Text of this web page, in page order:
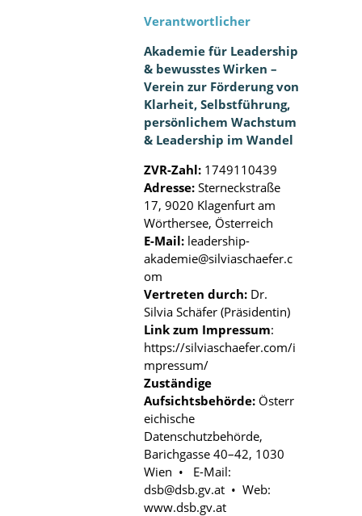
Verantwortlicher
Akademie für Leadership
& bewusstes Wirken –
Verein zur Förderung von
Klarheit, Selbstführung,
persönlichem Wachstum
& Leadership im Wandel
ZVR-Zahl: 1749110439
Adresse: Sterneckstraße
17, 9020 Klagenfurt am
Wörthersee, Österreich
E-Mail: leadership-
akademie@silviaschaefer.c
om
Vertreten durch: Dr.
Silvia Schäfer (Präsidentin)
Link zum Impressum:
https://silviaschaefer.com/i
mpressum/
Zuständige
Aufsichtsbehörde: Österr
eichische
Datenschutzbehörde,
Barichgasse 40–42, 1030
Wien • E-Mail:
dsb@dsb.gv.at • Web:
www.dsb.gv.at